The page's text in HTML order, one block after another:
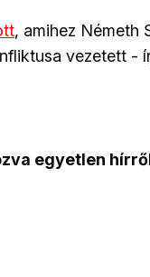
, amihez Németh
vezetett -
egyetlen